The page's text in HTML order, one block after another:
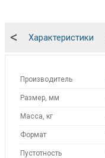
Характеристики
<
Производитель
Размер, мм
Масса, кг
Формат
Пустотность